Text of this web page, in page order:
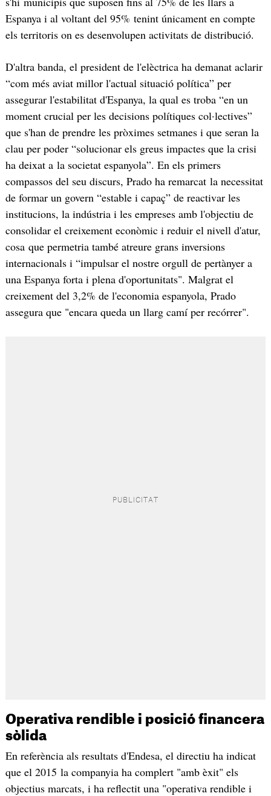
Espanya i al voltant del 95% tenint únicament en compte
els territoris on es desenvolupen activitats de distribució.
D'altra banda, el president de l'elèctrica ha demanat aclarir
“com més aviat millor l'actual situació política” per
assegurar l'estabilitat d'Espanya, la qual es troba “en un
moment crucial per les decisions polítiques col·lectives”
que s'han de prendre les pròximes setmanes i que seran la
clau per poder “solucionar els greus impactes que la crisi
ha deixat a la societat espanyola”. En els primers
compassos del seu discurs, Prado ha remarcat la necessitat
de formar un govern “estable i capaç” de reactivar les
institucions, la indústria i les empreses amb l'objectiu de
consolidar el creixement econòmic i reduir el nivell d'atur,
cosa que permetria també atreure grans inversions
internacionals i “impulsar el nostre orgull de pertànyer a
una Espanya forta i plena d'oportunitats". Malgrat el
creixement del 3,2% de l'economia espanyola, Prado
assegura que "encara queda un llarg camí per recórrer".
Operativa rendible i posició financera
sòlida
En referència als resultats d'Endesa, el directiu ha indicat
que el 2015 la companyia ha complert "amb èxit" els
objectius marcats, i ha reflectit una "operativa rendible i